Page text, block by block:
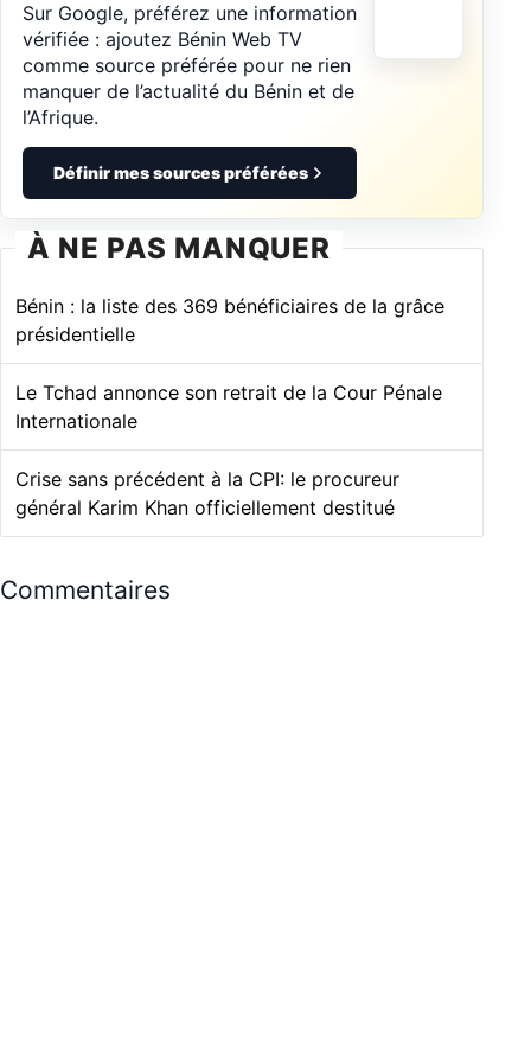
Sur Google, préférez une information
vérifiée : ajoutez Bénin Web TV
comme source préférée pour ne rien
manquer de l’actualité du Bénin et de
l’Afrique.
Définir mes sources préférées
À NE PAS MANQUER
Bénin : la liste des 369 bénéficiaires de la grâce
présidentielle
Le Tchad annonce son retrait de la Cour Pénale
Internationale
Crise sans précédent à la CPI: le procureur
général Karim Khan officiellement destitué
Commentaires